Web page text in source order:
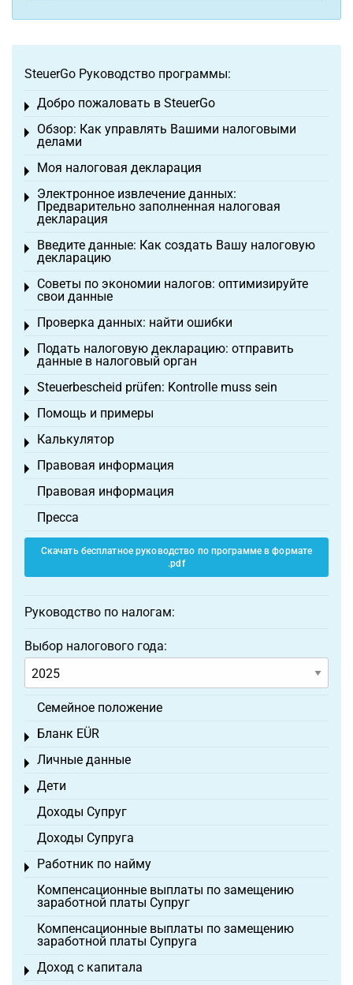
SteuerGo Руководство программы:
Добро пожаловать в SteuerGo
Toggle menu
Обзор: Как управлять Вашими налоговыми
делами
Toggle menu
Моя налоговая декларация
Toggle menu
Электронное извлечение данных:
Предварительно заполненная налоговая
декларация
Toggle menu
Введите данные: Как создать Вашу налоговую
декларацию
Toggle menu
Советы по экономии налогов: оптимизируйте
свои данные
Toggle menu
Проверка данных: найти ошибки
Toggle menu
Подать налоговую декларацию: отправить
данные в налоговый орган
Toggle menu
Steuerbescheid prüfen: Kontrolle muss sein
Toggle menu
Помощь и примеры
Toggle menu
Калькулятор
Toggle menu
Правовая информация
Toggle menu
Правовая информация
Пресса
Скачать бесплатное руководство по программе в формате
.pdf
Руководство по налогам:
Выбор налогового года:
Семейное положение
Бланк EÜR
Toggle menu
Личные данные
Toggle menu
Дети
Toggle menu
Доходы Супруг
Доходы Супруга
Работник по найму
Toggle menu
Компенсационные выплаты по замещению
заработной платы Супруг
Компенсационные выплаты по замещению
заработной платы Супруга
Доход с капитала
Toggle menu